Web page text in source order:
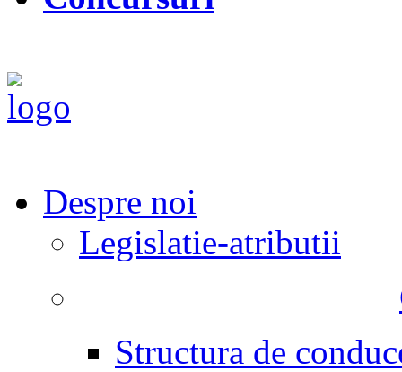
Despre noi
Legislatie-atributii
Structura de